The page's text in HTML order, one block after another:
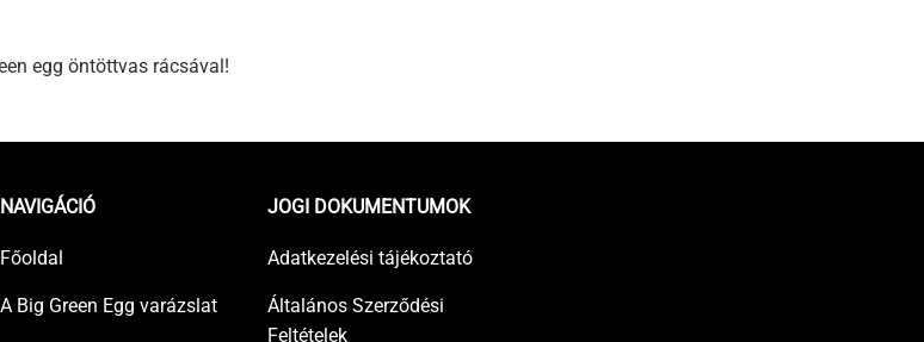
egg öntöttvas rácsával!
NAVIGÁCIÓ
Főoldal
A Big Green Egg varázslat
JOGI DOKUMENTUMOK
Adatkezelési tájékoztató
Általános Szerződési
Feltételek